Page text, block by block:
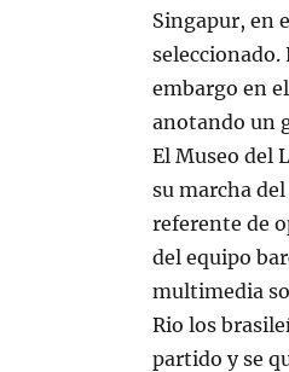
Singapur, en
embargo en
anotando un
El Museo del
su marcha
referente de
del equipo
multimedia
Rio los
partido y se